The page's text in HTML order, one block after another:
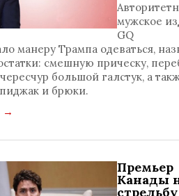
1429
0
мужское
GQ
манеру Трампа одеваться,
смешную прическу,
большой галстук, а
и брюки.
→
Премьер
Канады